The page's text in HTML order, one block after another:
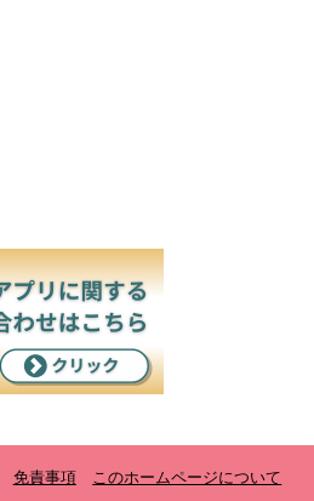
免責事項 このホームページについて